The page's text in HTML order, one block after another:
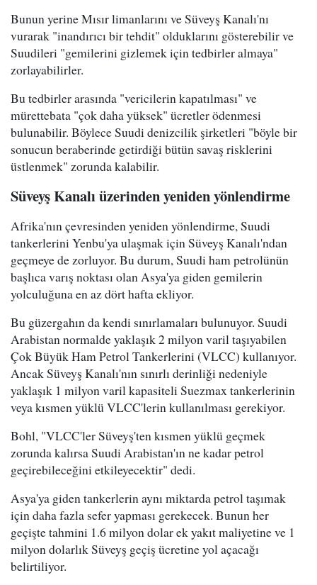
Bunun yerine Mısır limanlarını ve Süveyş Kanalı'nı
vurarak "inandırıcı bir tehdit" olduklarını gösterebilir ve
Suudileri "gemilerini gizlemek için tedbirler almaya"
zorlayabilirler.
Bu tedbirler arasında "vericilerin kapatılması" ve
mürettebata "çok daha yüksek" ücretler ödenmesi
bulunabilir. Böylece Suudi denizcilik şirketleri "böyle bir
sonucun beraberinde getirdiği bütün savaş risklerini
üstlenmek" zorunda kalabilir.
Süveyş Kanalı üzerinden yeniden yönlendirme
Afrika'nın çevresinden yeniden yönlendirme, Suudi
tankerlerini Yenbu'ya ulaşmak için Süveyş Kanalı'ndan
geçmeye de zorluyor. Bu durum, Suudi ham petrolünün
başlıca varış noktası olan Asya'ya giden gemilerin
yolculuğuna en az dört hafta ekliyor.
Bu güzergahın da kendi sınırlamaları bulunuyor. Suudi
Arabistan normalde yaklaşık 2 milyon varil taşıyabilen
Çok Büyük Ham Petrol Tankerlerini (VLCC) kullanıyor.
Ancak Süveyş Kanalı'nın sınırlı derinliği nedeniyle
yaklaşık 1 milyon varil kapasiteli Suezmax tankerlerinin
veya kısmen yüklü VLCC'lerin kullanılması gerekiyor.
Bohl, "VLCC'ler Süveyş'ten kısmen yüklü geçmek
zorunda kalırsa Suudi Arabistan'ın ne kadar petrol
geçirebileceğini etkileyecektir" dedi.
Asya'ya giden tankerlerin aynı miktarda petrol taşımak
için daha fazla sefer yapması gerekecek. Bunun her
geçişte tahmini 1.6 milyon dolar ek yakıt maliyetine ve 1
milyon dolarlık Süveyş geçiş ücretine yol açacağı
belirtiliyor.